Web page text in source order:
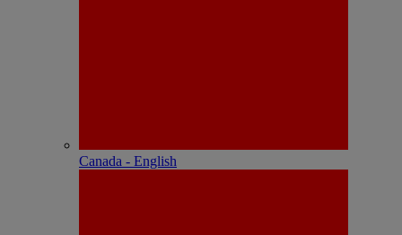
Canada - English